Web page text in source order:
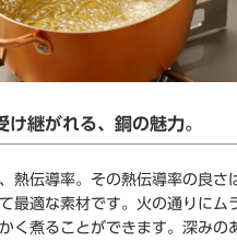
け継がれる、銅の魅力。
熱伝導率。その熱伝導率の良さ
最適な素材です。火の通りにム
く煮ることができます。深みの